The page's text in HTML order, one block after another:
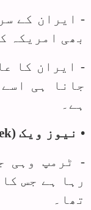
- ایران کے
بھی امریکہ
- ایران کا
جانا ہی
ہے۔
• نیوز ویک (
- ٹرمپ وہی
رہا ہے جس
تھا۔